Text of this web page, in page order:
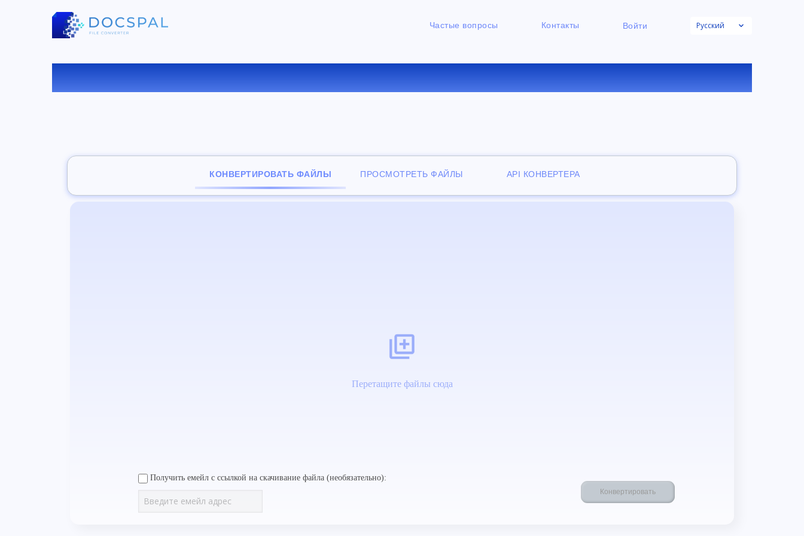
Частые вопросы Контакты Войти Русский
КОНВЕРТИРОВАТЬ PPT В PPSX ОНЛАЙН
КОНВЕРТИРОВАТЬ ФАЙЛЫ ПРОСМОТРЕТЬ ФАЙЛЫ API КОНВЕРТЕРА
Перетащите файлы сюда
Получить емейл с ссылкой на скачивание файла (необязательно):